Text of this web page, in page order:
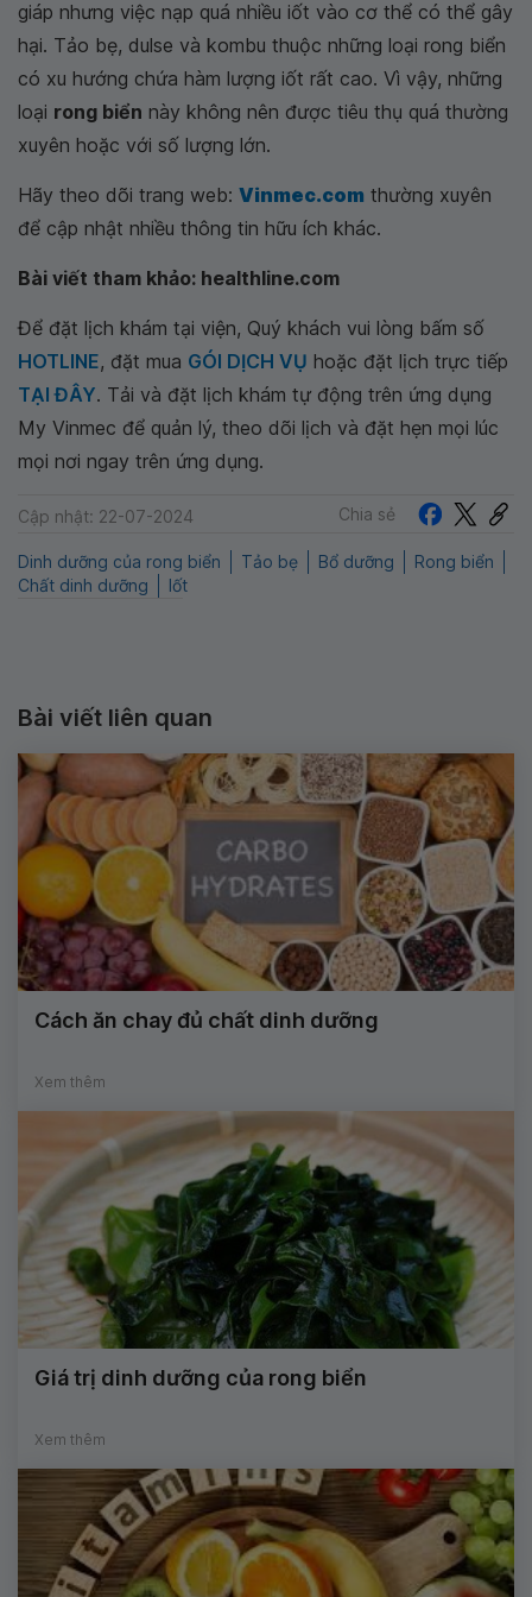
giáp nhưng việc nạp quá nhiều iốt vào cơ thể có thể gây
hại. Tảo bẹ, dulse và kombu thuộc những loại rong biển
có xu hướng chứa hàm lượng iốt rất cao. Vì vậy, những
loại rong biển này không nên được tiêu thụ quá thường
xuyên hoặc với số lượng lớn.
Hãy theo dõi trang web: Vinmec.com thường xuyên
để cập nhật nhiều thông tin hữu ích khác.
Bài viết tham khảo: healthline.com
Để đặt lịch khám tại viện, Quý khách vui lòng bấm số
HOTLINE, đặt mua GÓI DỊCH VỤ hoặc đặt lịch trực tiếp
TẠI ĐÂY. Tải và đặt lịch khám tự động trên ứng dụng
My Vinmec để quản lý, theo dõi lịch và đặt hẹn mọi lúc
mọi nơi ngay trên ứng dụng.
Cập nhật: 22-07-2024 Chia sẻ
Dinh dưỡng của rong biển Tảo bẹ Bổ dưỡng
Rong biển
Chất dinh dưỡng
Iốt
Bài viết liên quan
Cách ăn chay đủ chất dinh dưỡng
Xem thêm
Giá trị dinh dưỡng của rong biển
Xem thêm